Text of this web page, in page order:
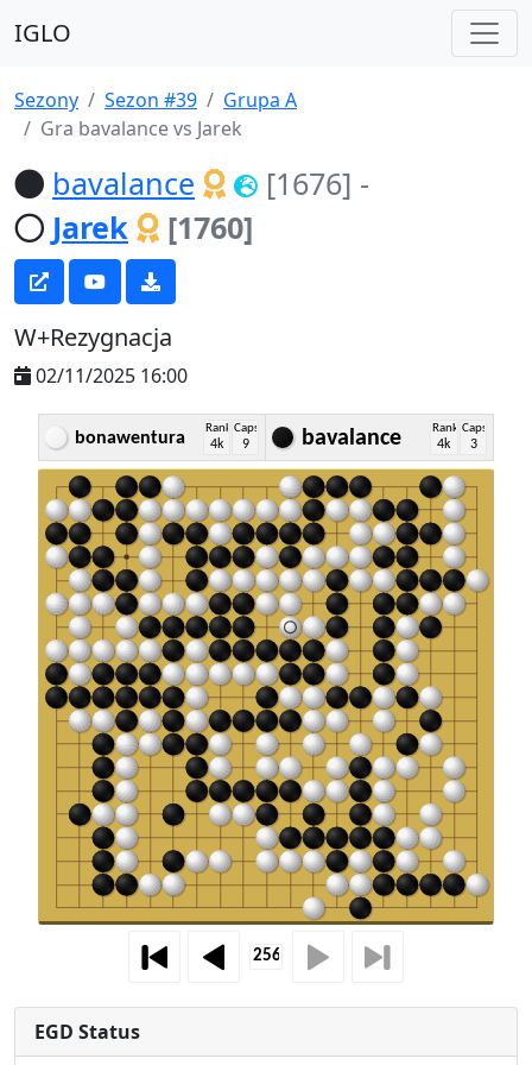
IGLO
Sezony Sezon #39
Grupa A
Gra bavalance vs Jarek
bavalance [1676] -
Jarek
[1760]
W+Rezygnacja
02/11/2025 16:00
bonawentura
Rank
4k
Caps
9 bavalance Rank
4k
Caps
3
EGD Status